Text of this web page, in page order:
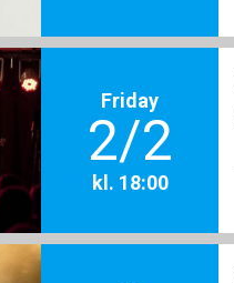
Friday
2/2
kl. 18:00